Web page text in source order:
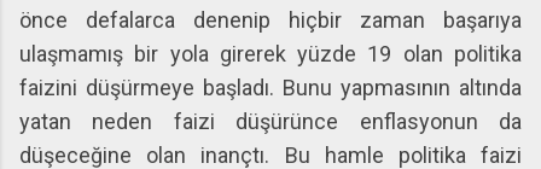
önce defalarca denenip hiçbir zaman başarıya
ulaşmamış bir yola girerek yüzde 19 olan politika
faizini düşürmeye başladı. Bunu yapmasının altında
yatan neden faizi düşürünce enflasyonun da
düşeceğine olan inançtı. Bu hamle politika faizi